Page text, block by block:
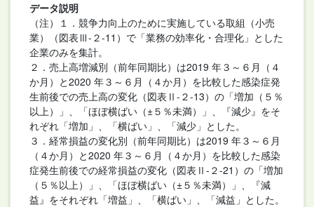
データ説明
（注）１．競争力向上のために実施している取組（小売
業）（図表Ⅲ-２-11）で「業務の効率化・合理化」とした
企業のみを集計。
２．売上高増減別（前年同期比）は2019 年３～６月（４
か月）と2020 年３～６月（４か月）を比較した感染症発
生前後での売上高の変化（図表Ⅱ-２-13）の「増加（５％
以上）」、「ほぼ横ばい（±５％未満）」、『減少』をそ
れぞれ「増加」、「横ばい」、「減少」とした。
３．経常損益の変化別（前年同期比）は2019 年３～６月
（４か月）と2020 年３～６月（４か月）を比較した感染
症発生前後での経常損益の変化（図表Ⅱ-２-21）の「増加
（５％以上）」、「ほぼ横ばい（±５％未満）」、『減
益』をそれぞれ「増益」、「横ばい」、「減益」とした。